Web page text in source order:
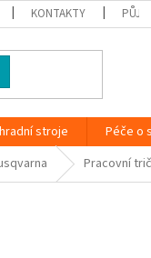
KONTAKTY
stroje Péče o
Pracovní